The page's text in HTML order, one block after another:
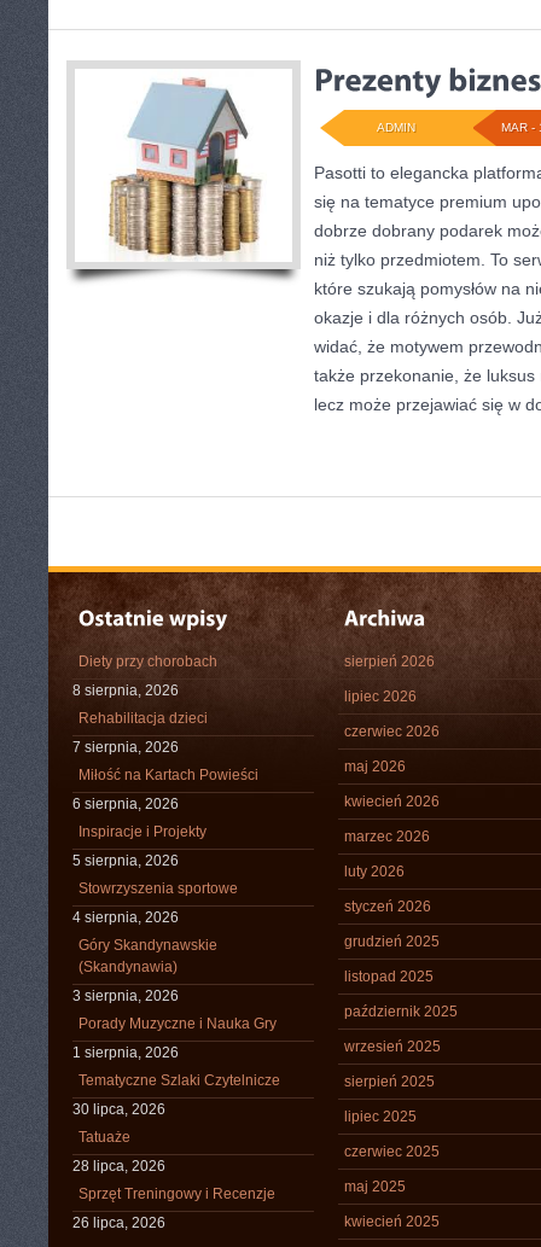
MAR -
ADMIN
Pasotti to elegancka
się na tematyce premium
dobrze dobrany podarek
niż tylko przedmiotem. To
które szukają pomysłów na
okazje i dla różnych osób.
widać, że motywem
także przekonanie, że
lecz może przejawiać się w
Diety przy chorobach
8 sierpnia, 2026
Rehabilitacja dzieci
7 sierpnia, 2026
Miłość na Kartach Powieści
6 sierpnia, 2026
Inspiracje i Projekty
5 sierpnia, 2026
Stowrzyszenia sportowe
4 sierpnia, 2026
Góry Skandynawskie
(Skandynawia)
3 sierpnia, 2026
Porady Muzyczne i Nauka Gry
1 sierpnia, 2026
Tematyczne Szlaki Czytelnicze
30 lipca, 2026
Tatuaże
28 lipca, 2026
Sprzęt Treningowy i Recenzje
26 lipca, 2026
sierpień 2026
lipiec 2026
czerwiec 2026
maj 2026
kwiecień 2026
marzec 2026
luty 2026
styczeń 2026
grudzień 2025
listopad 2025
październik 2025
wrzesień 2025
sierpień 2025
lipiec 2025
czerwiec 2025
maj 2025
kwiecień 2025